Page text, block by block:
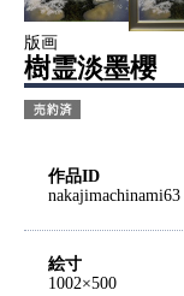
版画
樹霊淡墨櫻
作品ID
nakajimachinami63
絵寸
1002×500